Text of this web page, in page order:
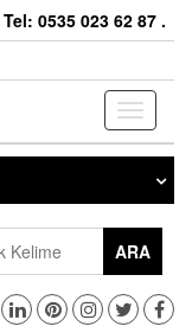
Tel: 0535 023 62 87 .
Toggle
ARA